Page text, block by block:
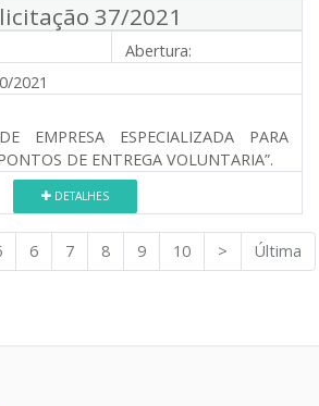
37/2021
Abertura:
2021
EMPRESA ESPECIALIZADA PARA
DE ENTREGA VOLUNTARIA”.
DETALHES
6 7 8 9 10 > Última